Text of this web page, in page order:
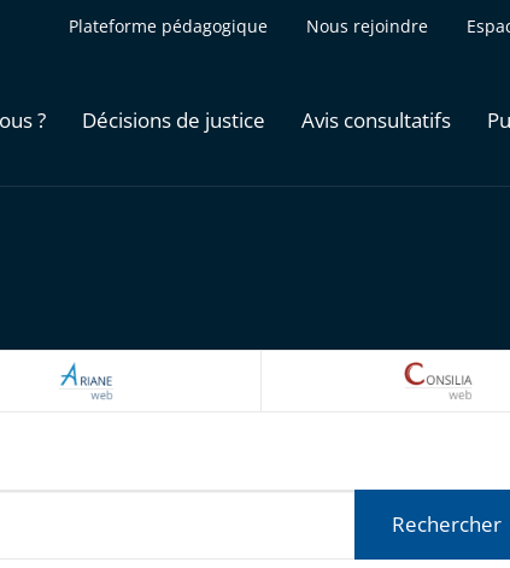
Plateforme pédagogique Nous rejoindre
? Décisions de justice Avis consultatifs
ARIANEWEB
Rechercher